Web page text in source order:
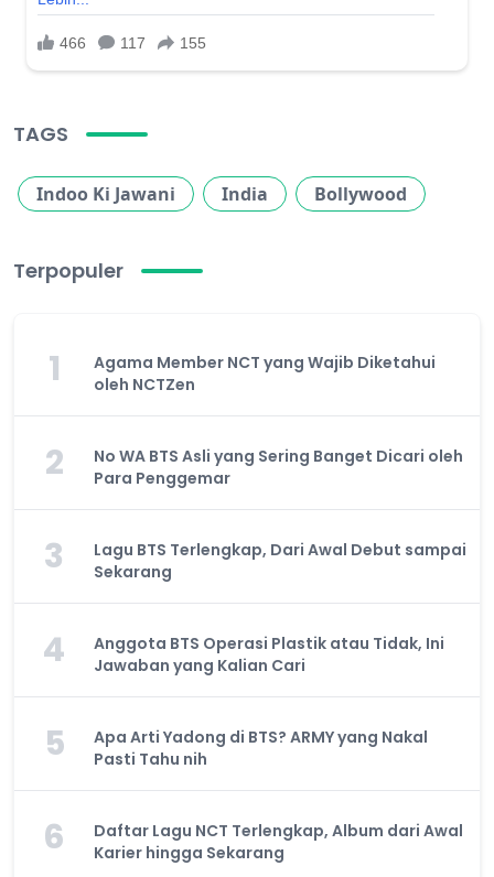
TAGS
Indoo Ki Jawani India Bollywood
Terpopuler
1
Agama Member NCT yang Wajib Diketahui
oleh NCTZen
2
No WA BTS Asli yang Sering Banget Dicari oleh
Para Penggemar
3
Lagu BTS Terlengkap, Dari Awal Debut sampai
Sekarang
4
Anggota BTS Operasi Plastik atau Tidak, Ini
Jawaban yang Kalian Cari
5
Apa Arti Yadong di BTS? ARMY yang Nakal
Pasti Tahu nih
6
Daftar Lagu NCT Terlengkap, Album dari Awal
Karier hingga Sekarang